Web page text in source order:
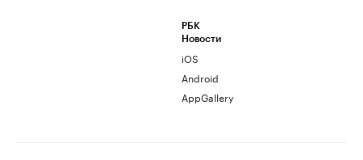
РБК
Новости
iOS
Android
AppGallery